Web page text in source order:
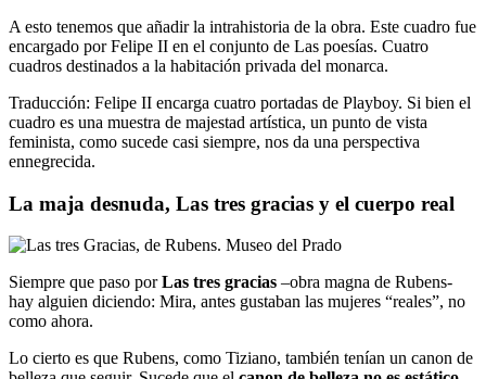
A esto tenemos que añadir la intrahistoria de la obra. Este cuadro fue
encargado por Felipe II en el conjunto de Las poesías. Cuatro
cuadros destinados a la habitación privada del monarca.
Traducción: Felipe II encarga cuatro portadas de Playboy. Si bien el
cuadro es una muestra de majestad artística, un punto de vista
feminista, como sucede casi siempre, nos da una perspectiva
ennegrecida.
La maja desnuda, Las tres gracias y el cuerpo real
Siempre que paso porLas tres gracias –obra magna de Rubens-
hay alguien diciendo: Mira, antes gustaban las mujeres “reales”, no
como ahora.
Lo cierto es que Rubens, como Tiziano, también tenían un canon de